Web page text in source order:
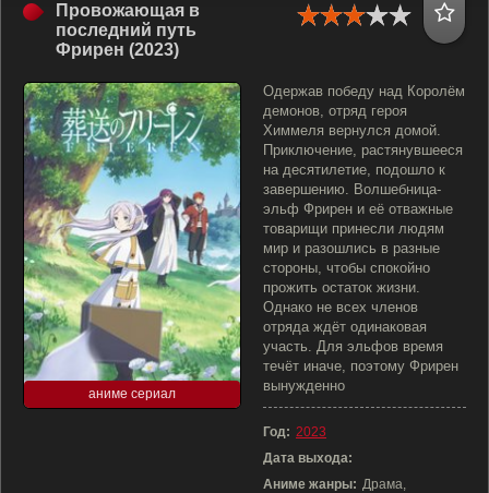
Провожающая в
последний путь
Фрирен (2023)
аниме сериал
Одержав победу над Королём
демонов, отряд героя
Химмеля вернулся домой.
Приключение, растянувшееся
на десятилетие, подошло к
завершению. Волшебница-
эльф Фрирен и её отважные
товарищи принесли людям
мир и разошлись в разные
стороны, чтобы спокойно
прожить остаток жизни.
Однако не всех членов
отряда ждёт одинаковая
участь. Для эльфов время
течёт иначе, поэтому Фрирен
вынужденно
Год: 2023
Дата выхода:
Аниме жанры: Драма,